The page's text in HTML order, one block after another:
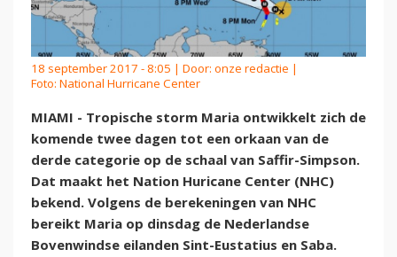
18 september 2017 - 8:05 | Door: onze redactie |
Foto: National Hurricane Center
MIAMI - Tropische storm Maria ontwikkelt zich de
komende twee dagen tot een orkaan van de
derde categorie op de schaal van Saffir-Simpson.
Dat maakt het Nation Huricane Center (NHC)
bekend. Volgens de berekeningen van NHC
bereikt Maria op dinsdag de Nederlandse
Bovenwindse eilanden Sint-Eustatius en Saba.